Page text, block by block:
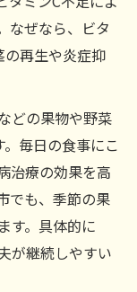
なぜなら、ビタ
の再生や炎症抑
どの果物や野菜
毎日の食事にこ
治療の効果を高
でも、季節の果
す。具体的に
が継続しやすい